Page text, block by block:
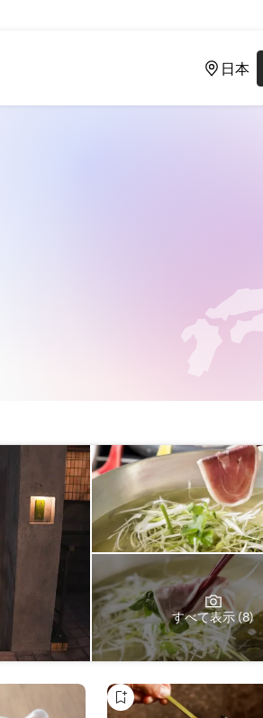
日本
すべて表示 (8)